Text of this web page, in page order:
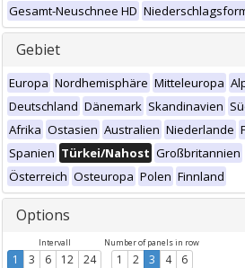
Gesamt-Neuschnee HD
Gebiet
Europa Nordhemisphäre Mitteleuropa
Deutschland Dänemark Skandinavien
Afrika Ostasien Australien Niederlande
Spanien Türkei/Nahost Großbritannien
Österreich Osteuropa Polen Finnland
Options
Intervall
1 3 6 12 24
Number of panels in row
1 2 3 4 6